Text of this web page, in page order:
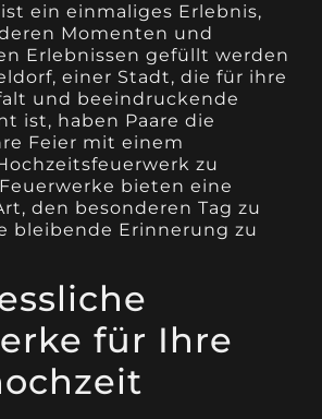
ein einmaliges Erlebnis,
Momenten und
Erlebnissen gefüllt werden
einer Stadt, die für ihre
und beeindruckende
ist, haben Paare die
Feier mit einem
zu
bieten eine
den besonderen Tag zu
bleibende Erinnerung zu
für Ihre